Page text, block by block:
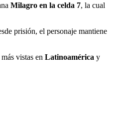
Milagro en la celda 7, la cual
prisión, el personaje mantiene
vistas en Latinoamérica y